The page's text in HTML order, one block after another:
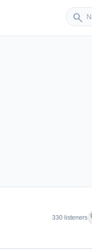
search
Sender
T Cantagalo
330 listeners